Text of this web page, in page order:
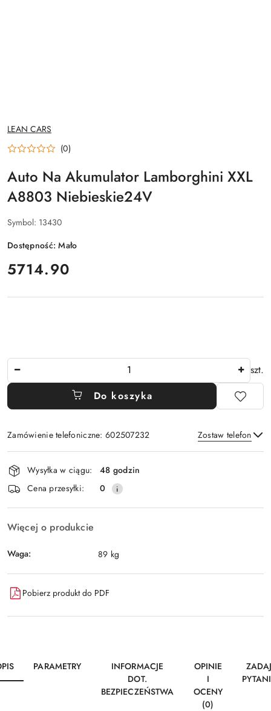
NAZWA
PRODUCENTA:
LEAN CARS
(0)
Auto Na Akumulator Lamborghini XXL
A8803 Niebieskie24V
Symbol: 13430
Dostępność:Mało
cena:
5714.90
szt.
Do koszyka
Zamówienie telefoniczne: 602507232 Zostaw telefon
Wyślij
Dostępność
i
dostawa
Wysyłka w ciągu:
48 godzin
Cena przesyłki:
0
Więcej o produkcie
Waga: 89 kg
Pobierz produkt do PDF
PARAMETRY
INFORMACJE
DOT.
BEZPIECZEŃSTWA
OPINIE
I
OCENY
(0)